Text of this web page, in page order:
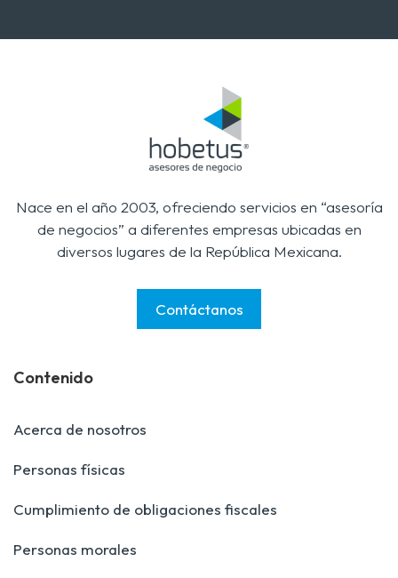
Nace en el año 2003, ofreciendo servicios en “asesoría
de negocios” a diferentes empresas ubicadas en
diversos lugares de la República Mexicana.
Contáctanos
Contenido
Acerca de nosotros
Personas físicas
Cumplimiento de obligaciones fiscales
Personas morales